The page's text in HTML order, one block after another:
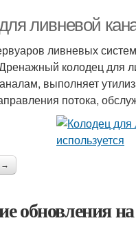
ливневой
ливневых
колодец для
выполняет
потока,
→
обновления